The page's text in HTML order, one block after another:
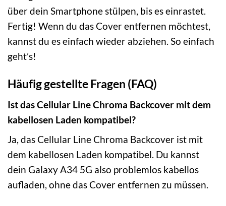
über dein Smartphone stülpen, bis es einrastet.
Fertig! Wenn du das Cover entfernen möchtest,
kannst du es einfach wieder abziehen. So einfach
geht’s!
Häufig gestellte Fragen (FAQ)
Ist das Cellular Line Chroma Backcover mit dem
kabellosen Laden kompatibel?
Ja, das Cellular Line Chroma Backcover ist mit
dem kabellosen Laden kompatibel. Du kannst
dein Galaxy A34 5G also problemlos kabellos
aufladen, ohne das Cover entfernen zu müssen.